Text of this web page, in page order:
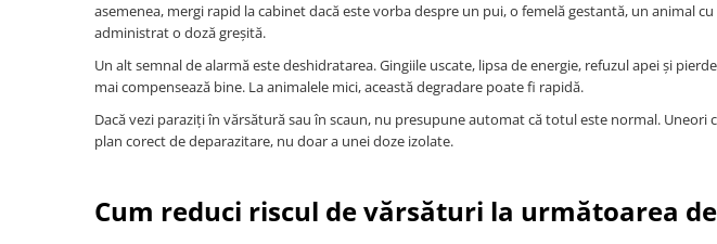
asemenea, mergi rapid la cabinet dacă este vorba despre un pui, o femelă gestantă, un animal
administrat o doză greșită.
Un alt semnal de alarmă este deshidratarea. Gingiile uscate, lipsa de energie, refuzul apei și
mai compensează bine. La animalele mici, această degradare poate fi rapidă.
Dacă vezi paraziți în vărsătură sau în scaun, nu presupune automat că totul este normal.
plan corect de deparazitare, nu doar a unei doze izolate.
Cum reduci riscul de vărsături la următoarea